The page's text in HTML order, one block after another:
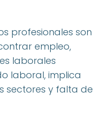
profesionales son
empleo,
laborales
laboral, implica
sectores y falta de